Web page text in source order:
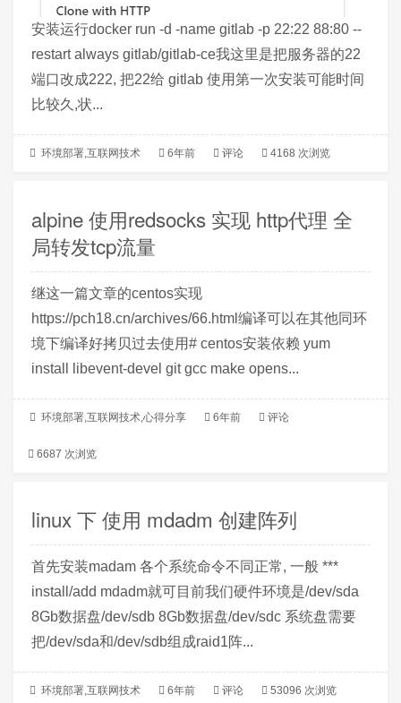
安装运行docker run -d -name gitlab -p 22:22 88:80 --
restart always gitlab/gitlab-ce我这里是把服务器的22
端口改成222, 把22给 gitlab 使用第一次安装可能时间
比较久,状...
环境部署,互联网技术 6年前 评论 4168 次浏览
alpine 使用redsocks 实现 http代理 全
局转发tcp流量
继这一篇文章的centos实现
https://pch18.cn/archives/66.html编译可以在其他同环
境下编译好拷贝过去使用# centos安装依赖 yum
install libevent-devel git gcc make opens...
环境部署 ,互联网技术 ,心得分享 6年前 评论
6687 次浏览
linux 下 使用 mdadm 创建阵列
首先安装madam 各个系统命令不同正常, 一般 ***
install/add mdadm就可目前我们硬件环境是/dev/sda
8Gb数据盘/dev/sdb 8Gb数据盘/dev/sdc 系统盘需要
把/dev/sda和/dev/sdb组成raid1阵...
环境部署,互联网技术 6年前 评论 53096 次浏览